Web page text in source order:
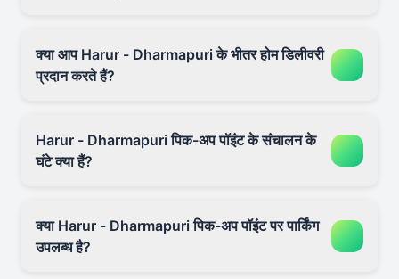
क्या आप Harur - Dharmapuri के भीतर होम डिलीवरी
प्रदान करते हैं?
Harur - Dharmapuri पिक-अप पॉइंट के संचालन के
घंटे क्या हैं?
क्या Harur - Dharmapuri पिक-अप पॉइंट पर पार्किंग
उपलब्ध है?